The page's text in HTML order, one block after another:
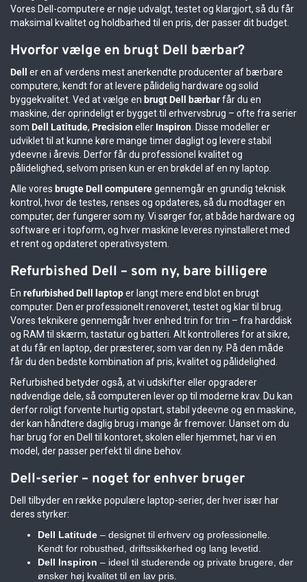
Vores Dell-computere er nøje udvalgt, testet og klargjort, så du får
maksimal kvalitet og holdbarhed til en pris, der passer dit budget.
Hvorfor vælge en brugt Dell bærbar?
Dell
er en af verdens mest anerkendte producenter af bærbare
computere, kendt for at levere pålidelig hardware og solid
byggekvalitet. Ved at vælge en brugt Dell bærbarfår du en
maskine, der oprindeligt er bygget til erhvervsbrug – ofte fra serier
som Dell Latitude, Precision eller Inspiron . Disse modeller er
udviklet til at kunne køre mange timer dagligt og levere stabil
ydeevne i årevis. Derfor får du professionel kvalitet og
pålidelighed, selvom prisen kun er en brøkdel af en ny laptop.
Alle vores brugte Dell computeregennemgår en grundig teknisk
kontrol, hvor de testes, renses og opdateres, så du modtager en
computer, der fungerer som ny. Vi sørger for, at både hardware og
software er i topform, og hver maskine leveres nyinstalleret med
et rent og opdateret operativsystem.
Refurbished Dell – som ny, bare billigere
En refurbished Dell laptoper langt mere end blot en brugt
computer. Den er professionelt renoveret, testet og klar til brug.
Vores teknikere gennemgår hver enhed trin for trin – fra harddisk
og RAM til skærm, tastatur og batteri. Alt kontrolleres for at sikre,
at du får en laptop, der præsterer, som var den ny. På den måde
får du den bedste kombination af pris, kvalitet og pålidelighed.
Refurbished betyder også, at vi udskifter eller opgraderer
nødvendige dele, så computeren lever op til moderne krav. Du kan
derfor roligt forvente hurtig opstart, stabil ydeevne og en maskine,
der kan håndtere daglig brug i mange år fremover. Uanset om du
har brug for en Dell til kontoret, skolen eller hjemmet, har vi en
model, der passer perfekt til dine behov.
Dell-serier – noget for enhver bruger
Dell tilbyder en række populære laptop-serier, der hver især har
deres styrker:
Dell Latitude – designet til erhverv og professionelle.
Kendt for robusthed, driftssikkerhed og lang levetid.
Dell Inspiron – ideel til studerende og private brugere, der
ønsker høj kvalitet til en lav pris.